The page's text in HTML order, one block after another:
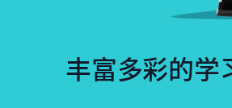
丰富多彩的学